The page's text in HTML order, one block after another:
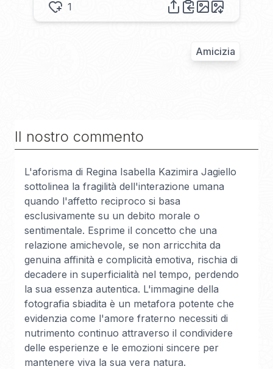
1
Amicizia
Il nostro commento
L'aforisma di Regina Isabella Kazimira Jagiello
sottolinea la fragilità dell'interazione umana
quando l'affetto reciproco si basa
esclusivamente su un debito morale o
sentimentale. Esprime il concetto che una
relazione amichevole, se non arricchita da
genuina affinità e complicità emotiva, rischia di
decadere in superficialità nel tempo, perdendo
la sua essenza autentica. L'immagine della
fotografia sbiadita è un metafora potente che
evidenzia come l'amore fraterno necessiti di
nutrimento continuo attraverso il condividere
delle esperienze e le emozioni sincere per
mantenere viva la sua vera natura.